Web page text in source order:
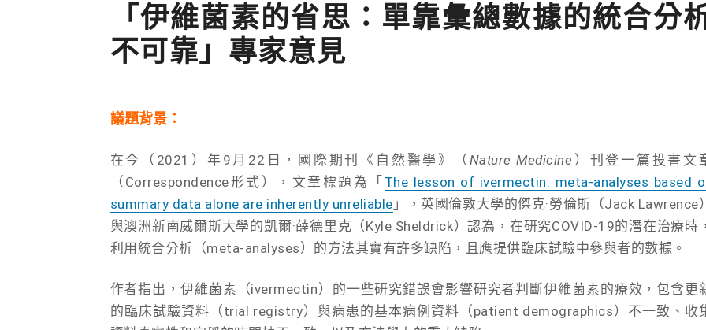
「伊維菌素的省思：單靠彙總數據的統合分
不可靠」專家意見
議題背景：
在今（2021）年9月22日，國際期刊《自然醫學》（ Nature Medicine ）刊登一篇投書文
（Correspondence形式），文章標題為「 The lesson of ivermectin: meta-analyses based
summary data alone are inherently unreliable 」，英國倫敦大學的傑克·勞倫斯（Jack Lawrence）
與澳洲新南威爾斯大學的凱爾·薛德里克（Kyle Sheldrick）認為，在研究COVID-19的潛在治療時，
利用統合分析（meta-analyses）的方法其實有許多缺陷，且應提供臨床試驗中參與者的數據。
作者指出，伊維菌素（ivermectin）的一些研究錯誤會影響研究者判斷伊維菌素的療效，包含更
的臨床試驗資料（trial registry）與病患的基本病例資料（patient demographics）不一致、收